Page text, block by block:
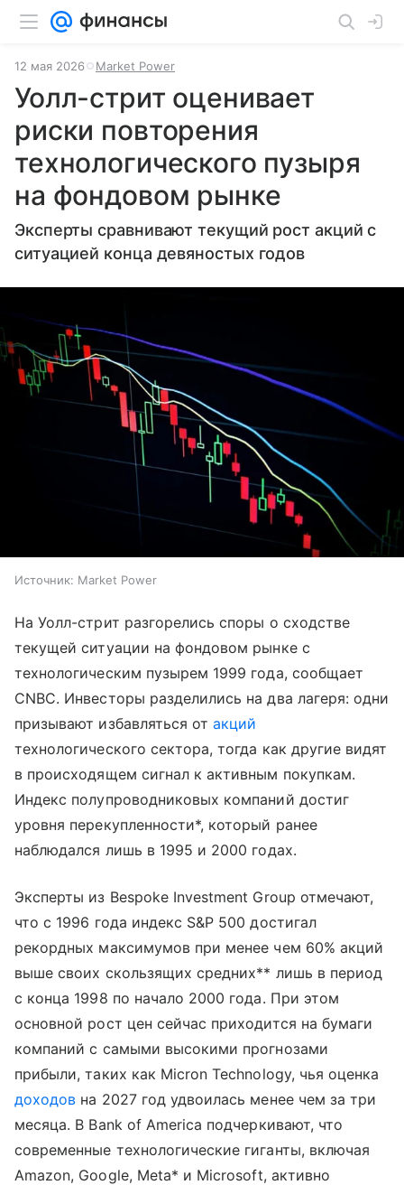
12 мая 2026 Market Power
Уолл-стрит оценивает
риски повторения
технологического пузыря
на фондовом рынке
Эксперты сравнивают текущий рост акций с
ситуацией конца девяностых годов
Источник: Market Power
На Уолл-стрит разгорелись споры о сходстве
текущей ситуации на фондовом рынке с
технологическим пузырем 1999 года, сообщает
CNBC. Инвесторы разделились на два лагеря: одни
призывают избавляться отакций
технологического сектора, тогда как другие видят
в происходящем сигнал к активным покупкам.
Индекс полупроводниковых компаний достиг
уровня перекупленности*, который ранее
наблюдался лишь в 1995 и 2000 годах.
Эксперты из Bespoke Investment Group отмечают,
что с 1996 года индекс S&P 500 достигал
рекордных максимумов при менее чем 60% акций
выше своих скользящих средних** лишь в период
с конца 1998 по начало 2000 года. При этом
основной рост цен сейчас приходится на бумаги
компаний с самыми высокими прогнозами
прибыли, таких как Micron Technology, чья оценка
доходов на 2027 год удвоилась менее чем за три
месяца. В Bank of America подчеркивают, что
современные технологические гиганты, включая
Amazon, Google, Meta* и Microsoft, активно